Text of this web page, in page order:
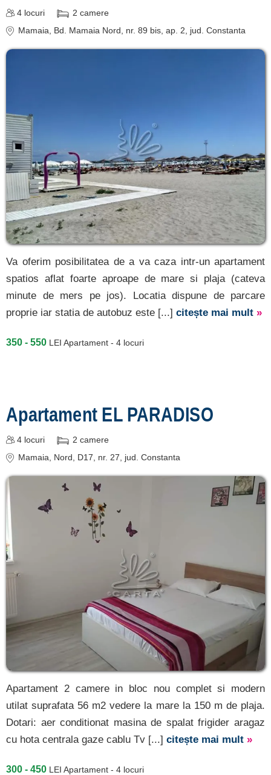
4 locuri 2 camere
Mamaia, Bd. Mamaia Nord, nr. 89 bis, ap. 2, jud. Constanta
Va oferim posibilitatea de a va caza intr-un apartament
spatios aflat foarte aproape de mare si plaja (cateva
minute de mers pe jos). Locatia dispune de parcare
proprie iar statia de autobuz este [...] citește mai mult »
350 - 550 LEI Apartament - 4 locuri
Apartament EL PARADISO
4 locuri 2 camere
Mamaia, Nord, D17, nr. 27, jud. Constanta
Apartament 2 camere in bloc nou complet si modern
utilat suprafata 56 m2 vedere la mare la 150 m de plaja.
Dotari: aer conditionat masina de spalat frigider aragaz
cu hota centrala gaze cablu Tv [...] citește mai mult »
300 - 450 LEI Apartament - 4 locuri